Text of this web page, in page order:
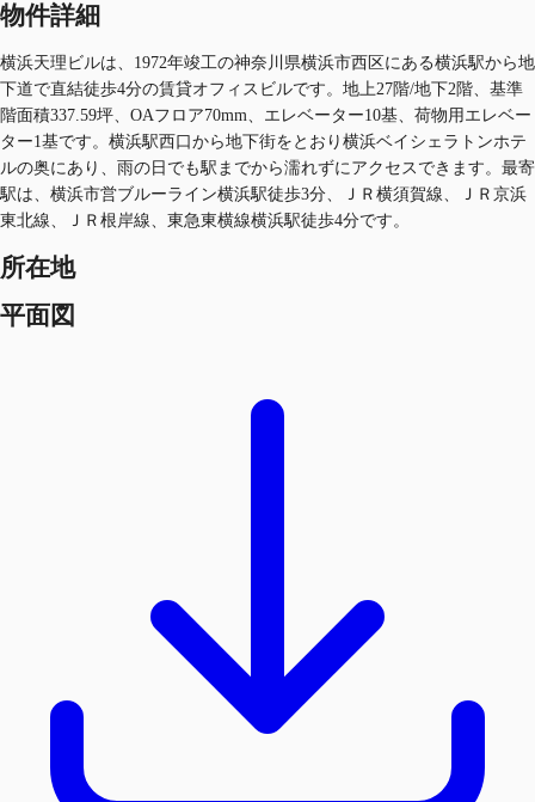
物件詳細
横浜天理ビルは、1972年竣工の神奈川県横浜市西区にある横浜駅から地
下道で直結徒歩4分の賃貸オフィスビルです。地上27階/地下2階、基準
階面積337.59坪、OAフロア70mm、エレベーター10基、荷物用エレベー
ター1基です。横浜駅西口から地下街をとおり横浜ベイシェラトンホテ
ルの奥にあり、雨の日でも駅までから濡れずにアクセスできます。最寄
駅は、横浜市営ブルーライン横浜駅徒歩3分、ＪＲ横須賀線、ＪＲ京浜
東北線、ＪＲ根岸線、東急東横線横浜駅徒歩4分です。
所在地
平面図